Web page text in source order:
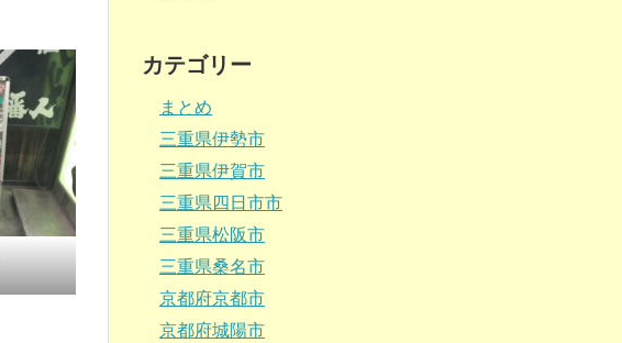
カテゴリー
まとめ
三重県伊勢市
三重県伊賀市
三重県四日市市
三重県松阪市
三重県桑名市
京都府京都市
京都府城陽市